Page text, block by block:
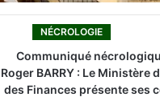
NÉCROLOGIE
Communiqué
Roger BARRY : Le Ministère
des Finances présente ses